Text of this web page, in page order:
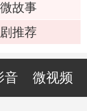
微故事
剧推荐
音 微视频